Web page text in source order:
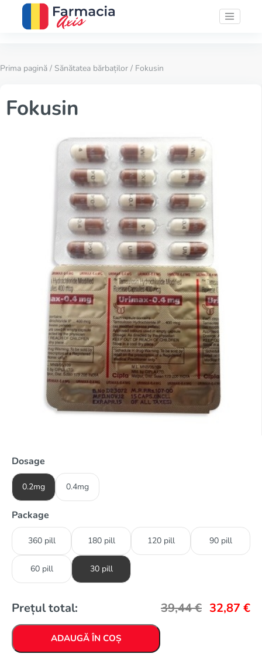
Prima pagină / Sănătatea bărbaților / Fokusin
Fokusin
Dosage
0.2mg 0.4mg
Package
360 pill 180 pill 120 pill 90 pill
60 pill 30 pill
Prețul total: 39,44€ 32,87 €
ADAUGĂ ÎN COȘ